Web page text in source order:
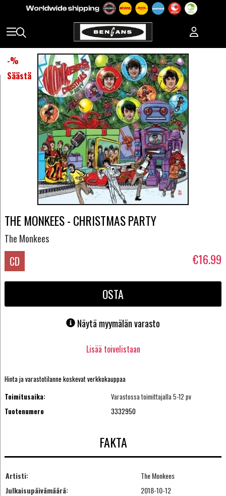
-%
Säästä
THE MONKEES - CHRISTMAS PARTY
The Monkees
CD €16.99
OSTA
Näytä myymälän varasto
Lisää toivelistaan
Hinta ja varastotilanne koskevat verkkokauppaa
Toimitusaika:
Varastossa toimittajalla 5-12 pv
Tuotenumero
3332950
FAKTA
Artisti:
The Monkees
Julkaisupäivämäärä:
2018-10-12